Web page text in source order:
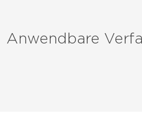
Anwendbare